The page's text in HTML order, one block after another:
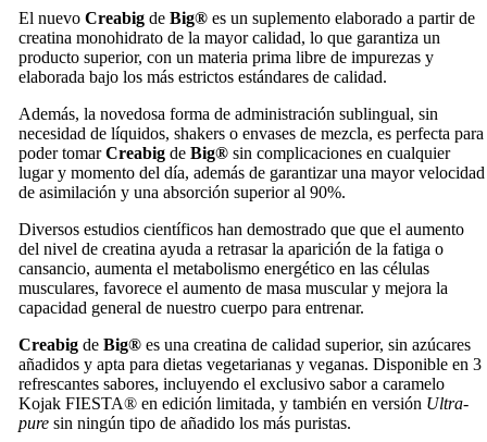
El nuevo Creabigde Big®es un suplemento elaborado a partir de
creatina monohidrato de la mayor calidad, lo que garantiza un
producto superior, con un materia prima libre de impurezas y
elaborada bajo los más estrictos estándares de calidad.
Además, la novedosa forma de administración sublingual, sin
necesidad de líquidos, shakers o envases de mezcla, es perfecta para
poder tomarCreabigde Big®sin complicaciones en cualquier
lugar y momento del día, además de garantizar una mayor velocidad
de asimilación y una absorción superior al 90%.
Diversos estudios científicos han demostrado que que el aumento
del nivel de creatina ayuda a retrasar la aparición de la fatiga o
cansancio, aumenta el metabolismo energético en las células
musculares, favorece el aumento de masa muscular y mejora la
capacidad general de nuestro cuerpo para entrenar.
Creabigde Big®es una creatina de calidad superior, sin azúcares
añadidos y apta para dietas vegetarianas y veganas. Disponible en 3
refrescantes sabores, incluyendo el exclusivo sabor a caramelo
Kojak FIESTA® en edición limitada, y también en versión Ultra-
puresin ningún tipo de añadido los más puristas.